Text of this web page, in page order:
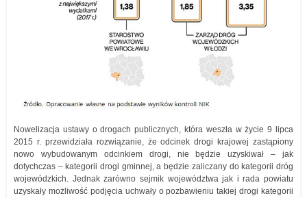
Nowelizacja ustawy o drogach publicznych, która weszła w życie 9 lipca
2015 r. przewidziała rozwiązanie, że odcinek drogi krajowej zastąpiony
nowo wybudowanym odcinkiem drogi, nie będzie uzyskiwał – jak
dotychczas – kategorii drogi gminnej, a będzie zaliczany do kategorii dróg
wojewódzkich. Jednak zarówno sejmik województwa jak i rada powiatu
uzyskały możliwość podjęcia uchwały o pozbawieniu takiej drogi kategorii